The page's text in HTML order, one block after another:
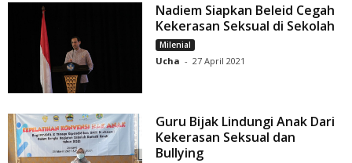
Nadiem Siapkan Beleid Cegah
Kekerasan Seksual di Sekolah
Milenial
Ucha - 27 April 2021
Guru Bijak Lindungi Anak Dari
Kekerasan Seksual dan
Bullying